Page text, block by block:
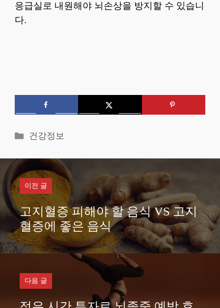
응급실로 내원해야 뇌손상을 방지할 수 있습니
다.
카
고
리
건강정보
이전 글
고지혈증 피해야 할 음식 VS 고지
혈증에 좋은 음식
다음 글